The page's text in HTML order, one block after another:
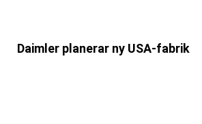
Daimler planerar ny USA-fabrik